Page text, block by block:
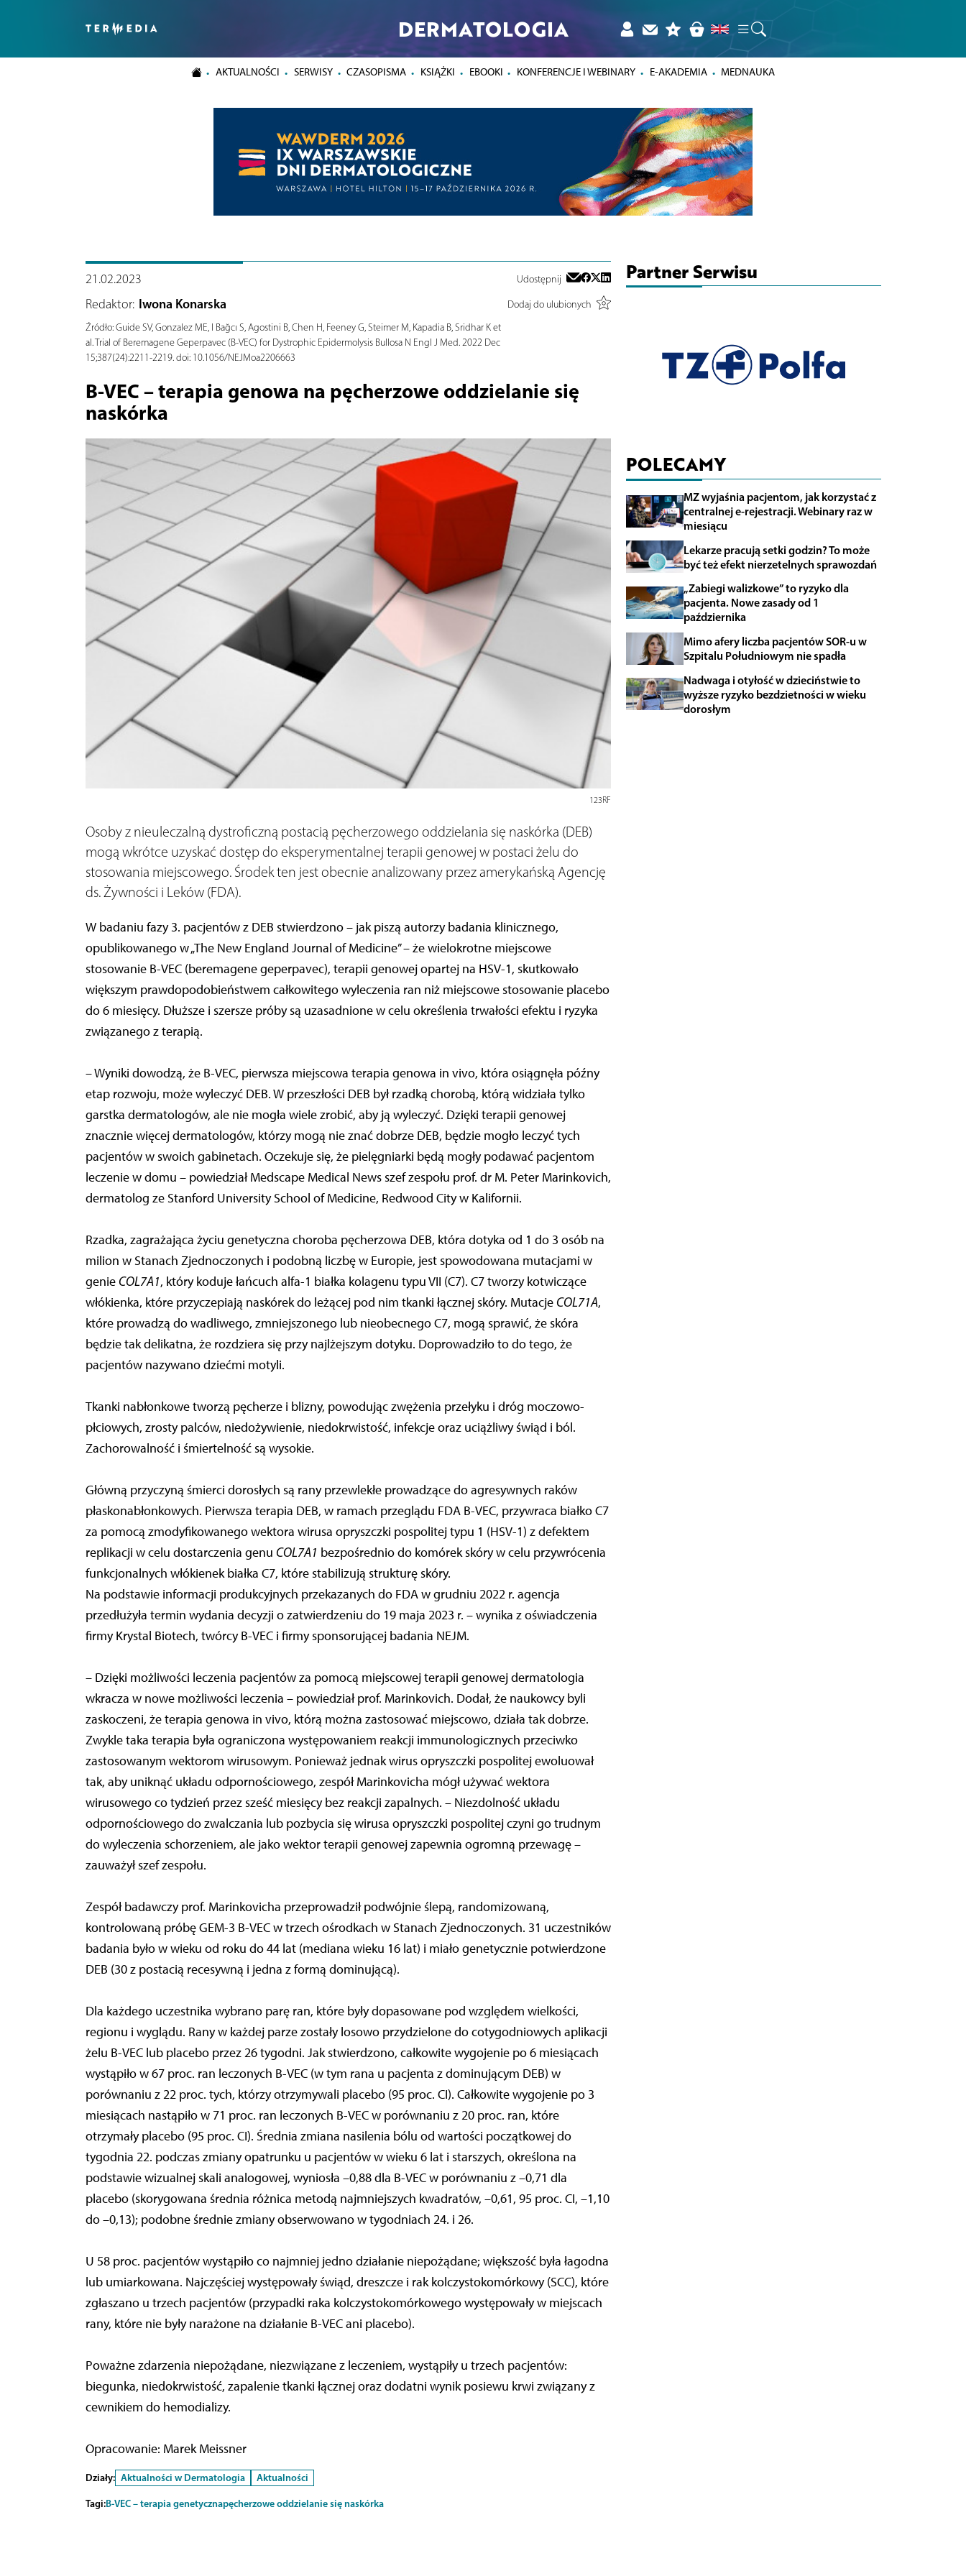
DERMATOLOGIA
AKTUALNOŚCI SERWISY CZASOPISMA KSIĄŻKI EBOOKI KONFERENCJE I WEBINARY E-AKADEMIA MEDNAUKA
21.02.2023 Udostępnij
Redaktor: Iwona Konarska
Dodaj do ulubionych
Źródło:Guide SV, Gonzalez ME, I Bağcı S, Agostini B, Chen H, Feeney G, Steimer M, Kapadia B, Sridhar K et
al. Trial of Beremagene Geperpavec (B-VEC) for Dystrophic Epidermolysis Bullosa N Engl J Med. 2022 Dec
15;387(24):2211-2219. doi: 10.1056/NEJMoa2206663
B-VEC – terapia genowa na pęcherzowe oddzielanie się
naskórka
123RF
Osoby z nieuleczalną dystroficzną postacią pęcherzowego oddzielania się naskórka (DEB)
mogą wkrótce uzyskać dostęp do eksperymentalnej terapii genowej w postaci żelu do
stosowania miejscowego. Środek ten jest obecnie analizowany przez amerykańską Agencję
ds. Żywności i Leków (FDA).
W badaniu fazy 3. pacjentów z DEB stwierdzono – jak piszą autorzy badania klinicznego,
opublikowanego w „The New England Journal of Medicine” – że wielokrotne miejscowe
stosowanie B-VEC (beremagene geperpavec), terapii genowej opartej na HSV-1, skutkowało
większym prawdopodobieństwem całkowitego wyleczenia ran niż miejscowe stosowanie placebo
do 6 miesięcy. Dłuższe i szersze próby są uzasadnione w celu określenia trwałości efektu i ryzyka
związanego z terapią.
– Wyniki dowodzą, że B-VEC, pierwsza miejscowa terapia genowa in vivo, która osiągnęła późny
etap rozwoju, może wyleczyć DEB. W przeszłości DEB był rzadką chorobą, którą widziała tylko
garstka dermatologów, ale nie mogła wiele zrobić, aby ją wyleczyć. Dzięki terapii genowej
znacznie więcej dermatologów, którzy mogą nie znać dobrze DEB, będzie mogło leczyć tych
pacjentów w swoich gabinetach. Oczekuje się, że pielęgniarki będą mogły podawać pacjentom
leczenie w domu – powiedział Medscape Medical News szef zespołu prof. dr M. Peter Marinkovich,
dermatolog ze Stanford University School of Medicine, Redwood City w Kalifornii.
Rzadka, zagrażająca życiu genetyczna choroba pęcherzowa DEB, która dotyka od 1 do 3 osób na
milion w Stanach Zjednoczonych i podobną liczbę w Europie, jest spowodowana mutacjami w
genie COL7A1, który koduje łańcuch alfa-1 białka kolagenu typu VII (C7). C7 tworzy kotwiczące
włókienka, które przyczepiają naskórek do leżącej pod nim tkanki łącznej skóry. Mutacje COL71A,
które prowadzą do wadliwego, zmniejszonego lub nieobecnego C7, mogą sprawić, że skóra
będzie tak delikatna, że rozdziera się przy najlżejszym dotyku. Doprowadziło to do tego, że
pacjentów nazywano dziećmi motyli.
Tkanki nabłonkowe tworzą pęcherze i blizny, powodując zwężenia przełyku i dróg moczowo-
płciowych, zrosty palców, niedożywienie, niedokrwistość, infekcje oraz uciążliwy świąd i ból.
Zachorowalność i śmiertelność są wysokie.
Główną przyczyną śmierci dorosłych są rany przewlekłe prowadzące do agresywnych raków
płaskonabłonkowych. Pierwsza terapia DEB, w ramach przeglądu FDA B-VEC, przywraca białko C7
za pomocą zmodyfikowanego wektora wirusa opryszczki pospolitej typu 1 (HSV-1) z defektem
replikacji w celu dostarczenia genu COL7A1 bezpośrednio do komórek skóry w celu przywrócenia
funkcjonalnych włókienek białka C7, które stabilizują strukturę skóry.
Na podstawie informacji produkcyjnych przekazanych do FDA w grudniu 2022 r. agencja
przedłużyła termin wydania decyzji o zatwierdzeniu do 19 maja 2023 r. – wynika z oświadczenia
firmy Krystal Biotech, twórcy B-VEC i firmy sponsorującej badania NEJM.
– Dzięki możliwości leczenia pacjentów za pomocą miejscowej terapii genowej dermatologia
wkracza w nowe możliwości leczenia – powiedział prof. Marinkovich. Dodał, że naukowcy byli
zaskoczeni, że terapia genowa in vivo, którą można zastosować miejscowo, działa tak dobrze.
Zwykle taka terapia była ograniczona występowaniem reakcji immunologicznych przeciwko
zastosowanym wektorom wirusowym. Ponieważ jednak wirus opryszczki pospolitej ewoluował
tak, aby uniknąć układu odpornościowego, zespół Marinkovicha mógł używać wektora
wirusowego co tydzień przez sześć miesięcy bez reakcji zapalnych. – Niezdolność układu
odpornościowego do zwalczania lub pozbycia się wirusa opryszczki pospolitej czyni go trudnym
do wyleczenia schorzeniem, ale jako wektor terapii genowej zapewnia ogromną przewagę –
zauważył szef zespołu.
Zespół badawczy prof. Marinkovicha przeprowadził podwójnie ślepą, randomizowaną,
kontrolowaną próbę GEM-3 B-VEC w trzech ośrodkach w Stanach Zjednoczonych. 31 uczestników
badania było w wieku od roku do 44 lat (mediana wieku 16 lat) i miało genetycznie potwierdzone
DEB (30 z postacią recesywną i jedna z formą dominującą).
Dla każdego uczestnika wybrano parę ran, które były dopasowane pod względem wielkości,
regionu i wyglądu. Rany w każdej parze zostały losowo przydzielone do cotygodniowych aplikacji
żelu B-VEC lub placebo przez 26 tygodni. Jak stwierdzono, całkowite wygojenie po 6 miesiącach
wystąpiło w 67 proc. ran leczonych B-VEC (w tym rana u pacjenta z dominującym DEB) w
porównaniu z 22 proc. tych, którzy otrzymywali placebo (95 proc. CI). Całkowite wygojenie po 3
miesiącach nastąpiło w 71 proc. ran leczonych B-VEC w porównaniu z 20 proc. ran, które
otrzymały placebo (95 proc. CI). Średnia zmiana nasilenia bólu od wartości początkowej do
tygodnia 22. podczas zmiany opatrunku u pacjentów w wieku 6 lat i starszych, określona na
podstawie wizualnej skali analogowej, wyniosła –0,88 dla B-VEC w porównaniu z –0,71 dla
placebo (skorygowana średnia różnica metodą najmniejszych kwadratów, –0,61, 95 proc. CI, –1,10
do –0,13); podobne średnie zmiany obserwowano w tygodniach 24. i 26.
U 58 proc. pacjentów wystąpiło co najmniej jedno działanie niepożądane; większość była łagodna
lub umiarkowana. Najczęściej występowały świąd, dreszcze i rak kolczystokomórkowy (SCC), które
zgłaszano u trzech pacjentów (przypadki raka kolczystokomórkowego występowały w miejscach
rany, które nie były narażone na działanie B-VEC ani placebo).
Poważne zdarzenia niepożądane, niezwiązane z leczeniem, wystąpiły u trzech pacjentów:
biegunka, niedokrwistość, zapalenie tkanki łącznej oraz dodatni wynik posiewu krwi związany z
cewnikiem do hemodializy.
Opracowanie: Marek Meissner
Działy: Aktualności w Dermatologia
Aktualności
Tagi:B-VEC – terapia genetycznapęcherzowe oddzielanie się naskórka
Partner Serwisu
POLECAMY
MZ wyjaśnia pacjentom, jak korzystać z
centralnej e-rejestracji. Webinary raz w
miesiącu
Lekarze pracują setki godzin? To może
być też efekt nierzetelnych sprawozdań
„Zabiegi walizkowe” to ryzyko dla
pacjenta. Nowe zasady od 1
października
Mimo afery liczba pacjentów SOR-u w
Szpitalu Południowym nie spadła
Nadwaga i otyłość w dzieciństwie to
wyższe ryzyko bezdzietności w wieku
dorosłym